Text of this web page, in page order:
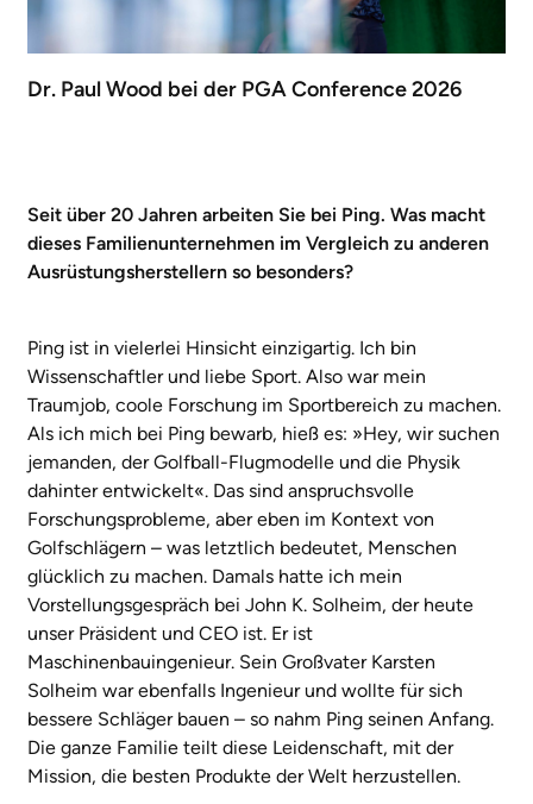
Dr. Paul Wood bei der PGA Conference 2026
Seit über 20 Jahren arbeiten Sie bei Ping. Was macht
dieses Familienunternehmen im Vergleich zu anderen
Ausrüstungsherstellern so besonders?
Ping ist in vielerlei Hinsicht einzigartig. Ich bin
Wissenschaftler und liebe Sport. Also war mein
Traumjob, coole Forschung im Sportbereich zu machen.
Als ich mich bei Ping bewarb, hieß es: »Hey, wir suchen
jemanden, der Golfball-Flugmodelle und die Physik
dahinter entwickelt«. Das sind anspruchsvolle
Forschungsprobleme, aber eben im Kontext von
Golfschlägern – was letztlich bedeutet, Menschen
glücklich zu machen. Damals hatte ich mein
Vorstellungsgespräch bei John K. Solheim, der heute
unser Präsident und CEO ist. Er ist
Maschinenbauingenieur. Sein Großvater Karsten
Solheim war ebenfalls Ingenieur und wollte für sich
bessere Schläger bauen – so nahm Ping seinen Anfang.
Die ganze Familie teilt diese Leidenschaft, mit der
Mission, die besten Produkte der Welt herzustellen.